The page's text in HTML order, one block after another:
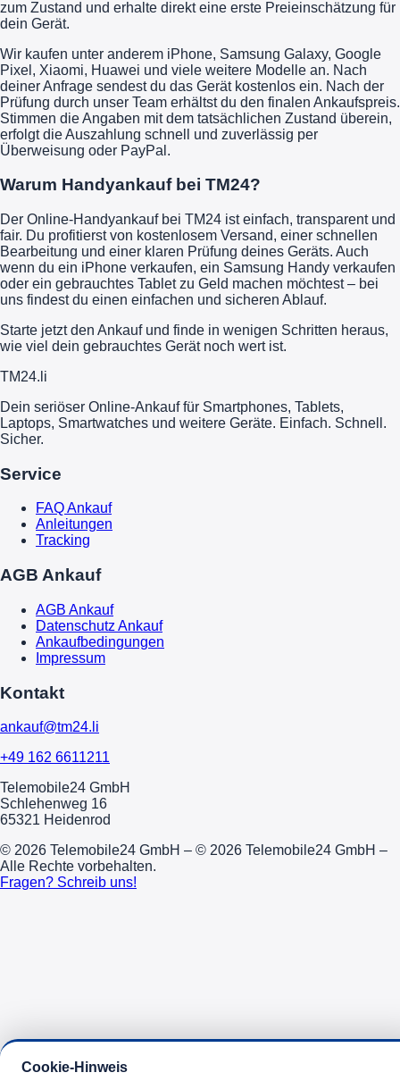
zum Zustand und erhalte direkt eine erste Preieinschätzung für
dein Gerät.
Wir kaufen unter anderem iPhone, Samsung Galaxy, Google
Pixel, Xiaomi, Huawei und viele weitere Modelle an. Nach
deiner Anfrage sendest du das Gerät kostenlos ein. Nach der
Prüfung durch unser Team erhältst du den finalen Ankaufspreis.
Stimmen die Angaben mit dem tatsächlichen Zustand überein,
erfolgt die Auszahlung schnell und zuverlässig per
Überweisung oder PayPal.
Warum Handyankauf bei TM24?
Der Online-Handyankauf bei TM24 ist einfach, transparent und
fair. Du profitierst von kostenlosem Versand, einer schnellen
Bearbeitung und einer klaren Prüfung deines Geräts. Auch
wenn du ein iPhone verkaufen, ein Samsung Handy verkaufen
oder ein gebrauchtes Tablet zu Geld machen möchtest – bei
uns findest du einen einfachen und sicheren Ablauf.
Starte jetzt den Ankauf und finde in wenigen Schritten heraus,
wie viel dein gebrauchtes Gerät noch wert ist.
TM24.li
Dein seriöser Online-Ankauf für Smartphones, Tablets,
Laptops, Smartwatches und weitere Geräte. Einfach. Schnell.
Sicher.
Service
FAQ Ankauf
Anleitungen
Tracking
AGB Ankauf
AGB Ankauf
Datenschutz Ankauf
Ankaufbedingungen
Impressum
Kontakt
ankauf@tm24.li
+49 162 6611211
Telemobile24 GmbH
Schlehenweg 16
65321 Heidenrod
© 2026 Telemobile24 GmbH – © 2026 Telemobile24 GmbH –
Alle Rechte vorbehalten.
Fragen? Schreib uns!
Cookie-Hinweis